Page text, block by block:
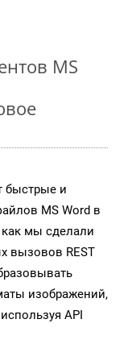
MS
быстрые и
MS Word в
мы сделали
вызовов REST
изображений,
API